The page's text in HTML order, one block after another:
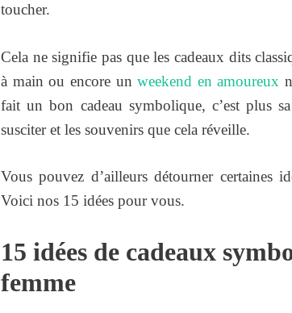
toucher.
Cela ne signifie pas que les cadeaux dits
à main ou encore unweekend en amoureux
fait un bon cadeau symbolique, c’est plus
susciter et les souvenirs que cela réveille.
Vous pouvez d’ailleurs détourner certaines
Voici nos 15 idées pour vous.
15 idées de cadeaux
femme